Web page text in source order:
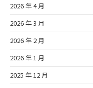
2026 年 4 月
2026 年 3 月
2026 年 2 月
2026 年 1 月
2025 年 12 月